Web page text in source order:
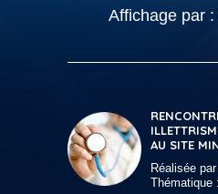
Affichage par :
AU SITE
Réalisée
Thématique :